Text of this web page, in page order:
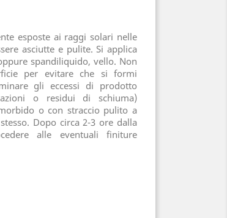
esposte ai raggi solari nelle
asciutte e pulite. Si applica
spandiliquido, vello. Non
per evitare che si formi
gli eccessi di prodotto
o residui di schiuma)
o con straccio pulito a
Dopo circa 2-3 ore dalla
alle eventuali finiture